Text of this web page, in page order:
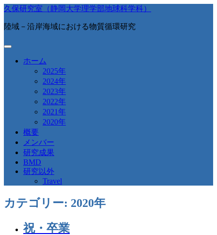
久保研究室（静岡大学理学部地球科学科）
陸域－沿岸海域における物質循環研究
ホーム
2025年
2024年
2023年
2022年
2021年
2020年
概要
メンバー
研究成果
BMD
研究以外
Travel
カテゴリー: 2020年
祝・卒業